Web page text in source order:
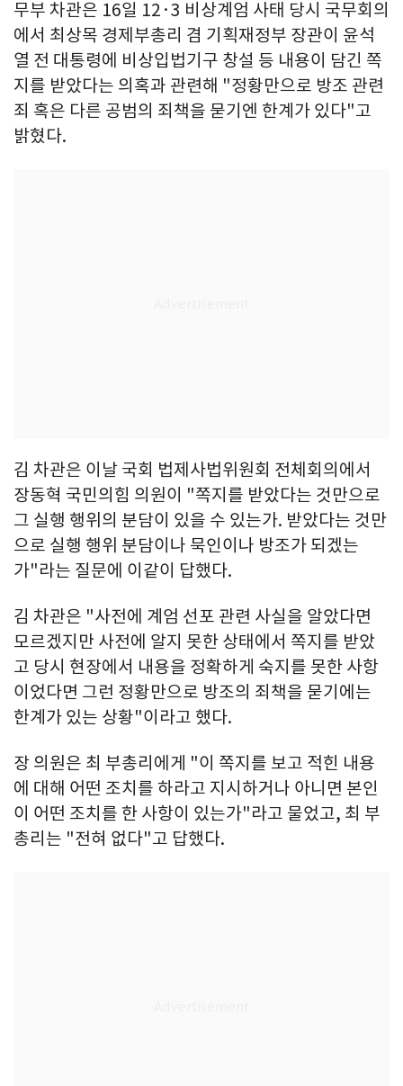
무부 차관은 16일 12·3 비상계엄 사태 당시 국무회의
에서 최상목 경제부총리 겸 기획재정부 장관이 윤석
열 전 대통령에 비상입법기구 창설 등 내용이 담긴 쪽
지를 받았다는 의혹과 관련해 "정황만으로 방조 관련
죄 혹은 다른 공범의 죄책을 묻기엔 한계가 있다"고
밝혔다.
김 차관은 이날 국회 법제사법위원회 전체회의에서
장동혁 국민의힘 의원이 "쪽지를 받았다는 것만으로
그 실행 행위의 분담이 있을 수 있는가. 받았다는 것만
으로 실행 행위 분담이나 묵인이나 방조가 되겠는
가"라는 질문에 이같이 답했다.
김 차관은 "사전에 계엄 선포 관련 사실을 알았다면
모르겠지만 사전에 알지 못한 상태에서 쪽지를 받았
고 당시 현장에서 내용을 정확하게 숙지를 못한 사항
이었다면 그런 정황만으로 방조의 죄책을 묻기에는
한계가 있는 상황"이라고 했다.
장 의원은 최 부총리에게 "이 쪽지를 보고 적힌 내용
에 대해 어떤 조치를 하라고 지시하거나 아니면 본인
이 어떤 조치를 한 사항이 있는가"라고 물었고, 최 부
총리는 "전혀 없다"고 답했다.